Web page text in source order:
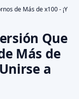
de Más de x100 - ¡Y
Que
Más de
a